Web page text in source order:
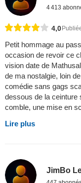
4 413
4,0
Petit hommage au
occasion de revoir ce
vision date de
de ma nostalgie, loin
comédie sans gags
dessous de la ceinture
comble, une mise en
Lire plus
JimBo